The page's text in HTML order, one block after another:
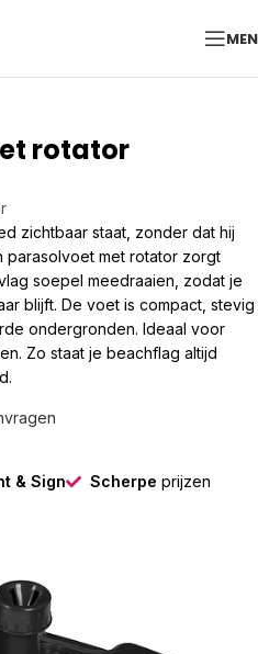
rotator
zichtbaar staat, zonder dat hij
parasolvoet met rotator zorgt
soepel meedraaien, zodat je
blijft. De voet is compact, stevig
ondergronden. Ideaal voor
Zo staat je beachflag altijd
& Sign Scherpe prijzen